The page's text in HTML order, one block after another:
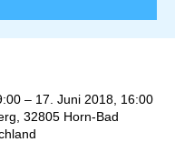
– 17. Juni 2018, 16:00
32805 Horn-Bad